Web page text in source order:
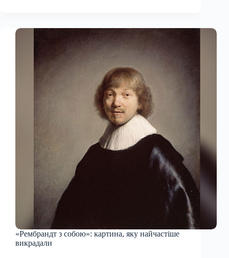
«Рембрандт з собою»: картина, яку найчастіше
викрадали